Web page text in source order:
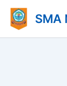
Lewati
konten
SMA